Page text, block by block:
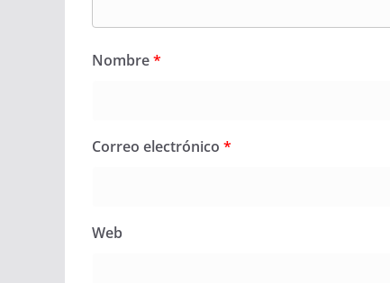
Nombre*
Correo electrónico *
Web